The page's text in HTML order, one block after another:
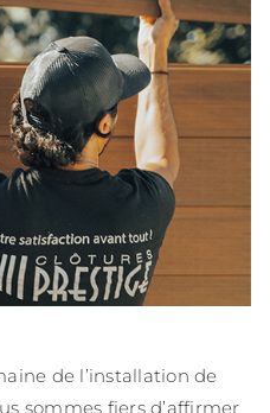
de l’installation de
sommes fiers d’affirmer